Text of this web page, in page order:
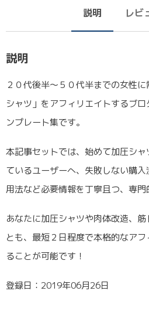
説明 レビ
説明
２０代後半〜５０代半までの女性
シャツ」をアフィリエイトするブ
ンプレート集です。
本記事セットでは、始めて加圧シ
ているユーザーへ、失敗しない購
用法など必要情報を丁寧且つ、専門
あなたに加圧シャツや肉体改造、
とも、最短２日程度で本格的なア
ることが可能です！
登録日：2019年06月26日